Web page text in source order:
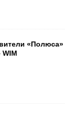
«Полюса»